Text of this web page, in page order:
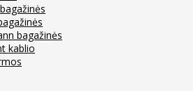
bagažinės
kablio